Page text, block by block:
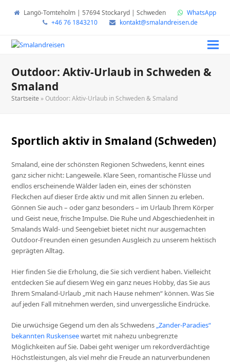
Langö-Tomteholm | 57694 Stockaryd | Schweden
WhatsApp
+46 76 1843210
kontakt@smalandreisen.de
Outdoor: Aktiv-Urlaub in Schweden &
Smaland
Startseite » Outdoor: Aktiv-Urlaub in Schweden & Smaland
Sportlich aktiv in Smaland (Schweden)
Smaland, eine der schönsten Regionen Schwedens, kennt eines
ganz sicher nicht: Langeweile. Klare Seen, romantische Flüsse und
endlos erscheinende Wälder laden ein, eines der schönsten
Fleckchen auf dieser Erde aktiv und mit allen Sinnen zu erleben.
Gönnen Sie auch – oder ganz besonders – im Urlaub Ihrem Körper
und Geist neue, frische Impulse. Die Ruhe und Abgeschiedenheit in
Smalands Wald- und Seengebiet bietet nicht nur ausgemachten
Outdoor-Freunden einen gesunden Ausgleich zu unserem hektisch
geprägten Alltag.
Hier finden Sie die Erholung, die Sie sich verdient haben. Vielleicht
entdecken Sie auf diesem Weg ein ganz neues Hobby, das Sie aus
Ihrem Smaland-Urlaub „mit nach Hause nehmen“ können. Was Sie
auf jeden Fall mitnehmen werden, sind unvergessliche Eindrücke.
Die urwüchsige Gegend um den als Schwedens „Zander-Paradies“
bekannten Ruskenseewartet mit nahezu unbegrenzte
Möglichkeiten auf Sie. Dabei geht weniger um rekordverdächtige
Höchstleistungen, als viel mehr die Freude an naturverbundenen